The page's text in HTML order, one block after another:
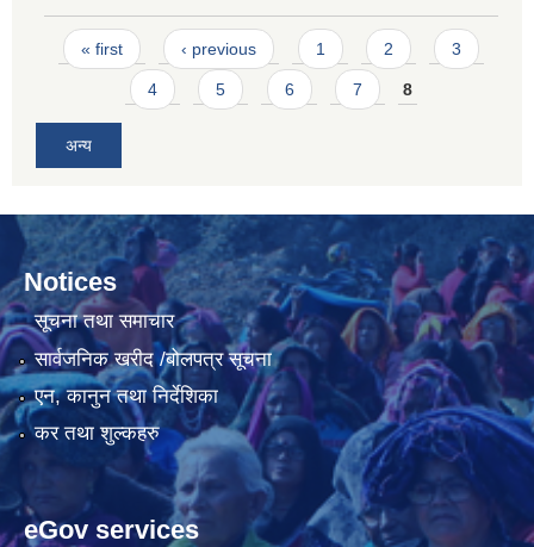
Pages
« first ‹ previous 1 2 3
4 5 6 7 8
अन्य
Notices
सूचना तथा समाचार
सार्वजनिक खरीद /बोलपत्र सूचना
एन, कानुन तथा निर्देशिका
कर तथा शुल्कहरु
eGov services